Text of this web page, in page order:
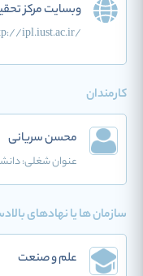
وبسایت مرکز
ipl.iust.ac.ir/
کارمندان
محسن سریانی
عنوان شغلی:
سازمان ها یا نهادهای
علم و صنعت